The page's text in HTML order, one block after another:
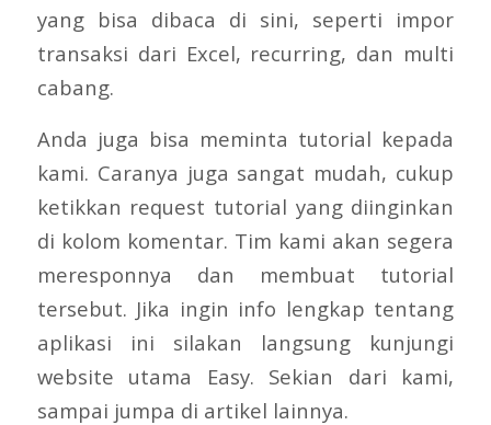
yang bisa dibaca di sini, seperti impor
transaksi dari Excel, recurring, dan multi
cabang.
Anda juga bisa meminta tutorial kepada
kami. Caranya juga sangat mudah, cukup
ketikkan request tutorial yang diinginkan
di kolom komentar. Tim kami akan segera
meresponnya dan membuat tutorial
tersebut. Jika ingin info lengkap tentang
aplikasi ini silakan langsung kunjungi
website utama Easy. Sekian dari kami,
sampai jumpa di artikel lainnya.